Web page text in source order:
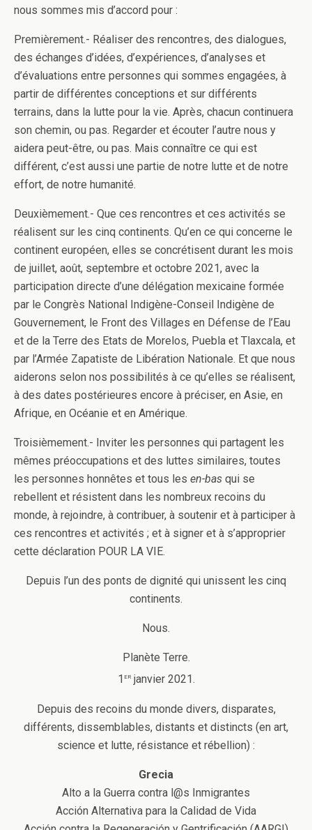
nous sommes mis d’accord pour :
Premièrement.- Réaliser des rencontres, des dialogues,
des échanges d’idées, d’expériences, d’analyses et
d’évaluations entre personnes qui sommes engagées, à
partir de différentes conceptions et sur différents
terrains, dans la lutte pour la vie. Après, chacun continuera
son chemin, ou pas. Regarder et écouter l’autre nous y
aidera peut-être, ou pas. Mais connaître ce qui est
différent, c’est aussi une partie de notre lutte et de notre
effort, de notre humanité.
Deuxièmement.- Que ces rencontres et ces activités se
réalisent sur les cinq continents. Qu’en ce qui concerne le
continent européen, elles se concrétisent durant les mois
de juillet, août, septembre et octobre 2021, avec la
participation directe d’une délégation mexicaine formée
par le Congrès National Indigène-Conseil Indigène de
Gouvernement, le Front des Villages en Défense de l’Eau
et de la Terre des Etats de Morelos, Puebla et Tlaxcala, et
par l’Armée Zapatiste de Libération Nationale. Et que nous
aiderons selon nos possibilités à ce qu’elles se réalisent,
à des dates postérieures encore à préciser, en Asie, en
Afrique, en Océanie et en Amérique.
Troisièmement.- Inviter les personnes qui partagent les
mêmes préoccupations et des luttes similaires, toutes
les personnes honnêtes et tous les en-bas qui se
rebellent et résistent dans les nombreux recoins du
monde, à rejoindre, à contribuer, à soutenir et à participer à
ces rencontres et activités ; et à signer et à s’approprier
cette déclaration POUR LA VIE.
Depuis l’un des ponts de dignité qui unissent les cinq
continents.
Nous.
Planète Terre.
1 erjanvier 2021.
Depuis des recoins du monde divers, disparates,
différents, dissemblables, distants et distincts (en art,
science et lutte, résistance et rébellion) :
Grecia
Alto a la Guerra contra l@s Inmigrantes
Acción Alternativa para la Calidad de Vida